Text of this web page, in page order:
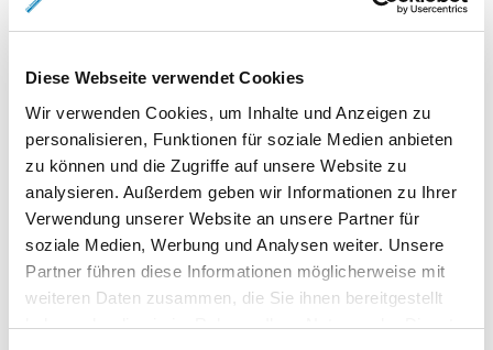
Diese Webseite verwendet Cookies
Wir verwenden Cookies, um Inhalte und Anzeigen zu
personalisieren, Funktionen für soziale Medien anbieten
zu können und die Zugriffe auf unsere Website zu
analysieren. Außerdem geben wir Informationen zu Ihrer
Verwendung unserer Website an unsere Partner für
soziale Medien, Werbung und Analysen weiter. Unsere
Partner führen diese Informationen möglicherweise mit
weiteren Daten zusammen, die Sie ihnen bereitgestellt
haben oder die sie im Rahmen Ihrer Nutzung der Dienste
Braunschweig - Heidberg
Sehr gepflegtes Reihenhaus mit Garage im
Heidberg
Reihenhaus
125 m²
WOHNFLÄCHE
5
ZIMMER